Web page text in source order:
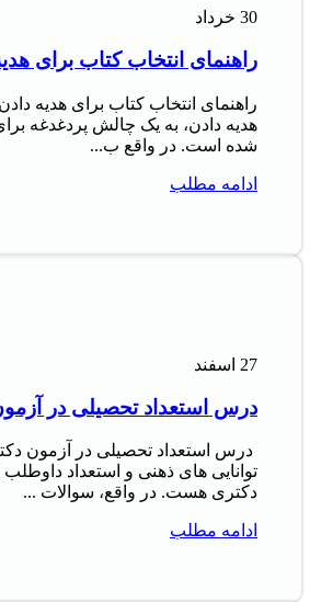
30 خرداد
راهنمای انتخاب کتاب برای
راهنمای انتخاب کتاب برای هدیه
هدیه دادن، به یک چالش پردغدغه
شده است. در واقع ب...
ادامه مطلب
27 اسفند
درس استعداد تحصیلی در آزمون
درس استعداد تحصیلی در آزمون
توانایی های ذهنی و استعداد
دکتری هست. در واقع، سوالات ...
ادامه مطلب